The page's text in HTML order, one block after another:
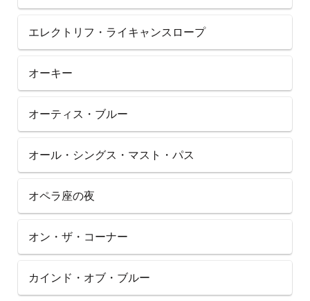
エレクトリフ・ライキャンスロープ
オーキー
オーティス・ブルー
オール・シングス・マスト・パス
オペラ座の夜
オン・ザ・コーナー
カインド・オブ・ブルー